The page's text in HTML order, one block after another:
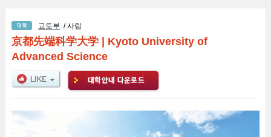
교토부 / 사립
京都先端科学大学| Kyoto University of
Advanced Science